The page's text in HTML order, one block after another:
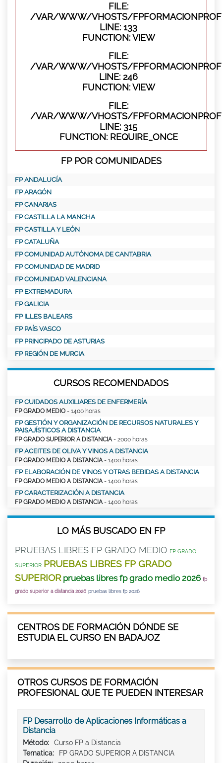
FILE:
/VAR/WWW/VHOSTS/
LINE: 133
FUNCTION: VIEW
FILE:
/VAR/WWW/VHOSTS/
LINE: 246
FUNCTION: VIEW
FILE:
/VAR/WWW/VHOSTS/
LINE: 315
FUNCTION: REQUIRE_ONCE
FP POR COMUNIDADES
FP ANDALUCÍA
FP ARAGÓN
FP CANARIAS
FP CASTILLA LA MANCHA
FP CASTILLA Y LEÓN
FP CATALUÑA
FP COMUNIDAD AUTÓNOMA DE CANTABRIA
FP COMUNIDAD DE MADRID
FP COMUNIDAD VALENCIANA
FP EXTREMADURA
FP GALICIA
FP ILLES BALEARS
FP PAÍS VASCO
FP PRINCIPADO DE ASTURIAS
FP REGIÓN DE MURCIA
CURSOS RECOMENDADOS
FP CUIDADOS AUXILIARES DE ENFERMERÍA
FP GRADO MEDIO - 1400 horas
FP GESTIÓN Y ORGANIZACIÓN DE RECURSOS NATURALES Y
PAISAJÍSTICOS A DISTANCIA
FP GRADO SUPERIOR A DISTANCIA - 2000 horas
FP ACEITES DE OLIVA Y VINOS A DISTANCIA
FP GRADO MEDIO A DISTANCIA - 1400 horas
FP ELABORACIÓN DE VINOS Y OTRAS BEBIDAS A DISTANCIA
FP GRADO MEDIO A DISTANCIA - 1400 horas
FP CARACTERIZACIÓN A DISTANCIA
FP GRADO MEDIO A DISTANCIA - 1400 horas
LO MÁS BUSCADO EN FP
PRUEBAS LIBRES FP GRADO MEDIO FP GRADO
SUPERIOR PRUEBAS LIBRES FP GRADO
SUPERIOR pruebas libres fp grado medio 2026 fp
grado superior a distancia 2026 pruebas libres fp 2026
CENTROS DE FORMACIÓN DÓNDE SE
ESTUDIA EL CURSO EN BADAJOZ
OTROS CURSOS DE FORMACIÓN
PROFESIONAL QUE TE PUEDEN INTERESAR
FP Desarrollo de Aplicaciones Informáticas a
Distancia
Método:
Curso FP a Distancia
Tematica:
FP GRADO SUPERIOR A DISTANCIA